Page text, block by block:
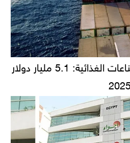
قفزة في صادرات الصناعات الغذائية: 5.1 مليار دولار